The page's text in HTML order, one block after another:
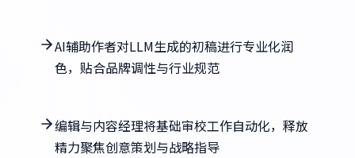
AI辅助作者对LLM生成的初稿进行专业化润
色，贴合品牌调性与行业规范
编辑与内容经理将基础审校工作自动化，释放
精力聚焦创意策划与战略指导